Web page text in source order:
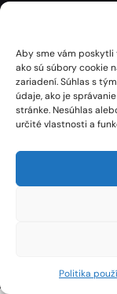
Aby sme vám poskytli
ako sú súbory cookie
zariadení. Súhlas s
údaje, ako je
stránke. Nesúhlas
určité vlastnosti a
Politika
Mapa
Lignotesting, a. s. ©